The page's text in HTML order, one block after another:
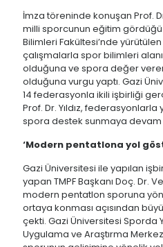
İmza töreninde konuşan Prof.
milli sporcunun eğitim gördüğü
Bilimleri Fakültesi’nde
çalışmalarla spor bilimleri
olduğuna ve spora değer
olduğuna vurgu yaptı. Gazi
14 federasyonla ikili işbirliği
Prof. Dr. Yıldız,
spora destek sunmaya
‘Modern pentatlona yol
Gazi Üniversitesi ile yapılan
yapan TMPF Başkanı Doç. Dr.
modern pentatlon sporuna
ortaya konması açısından
çekti. Gazi Üniversitesi Sporda
Uygulama ve Araştırma